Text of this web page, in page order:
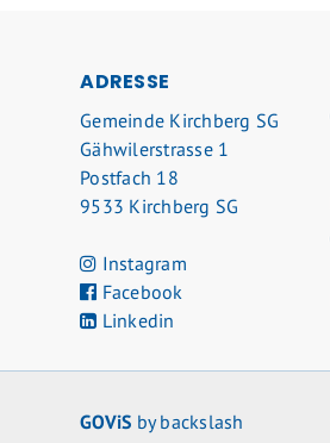
ADRESSE
Gemeinde Kirchberg SG
Gähwilerstrasse 1
Postfach 18
9533 Kirchberg SG
Instagram
Facebook
Linkedin
GOViS bybackslash